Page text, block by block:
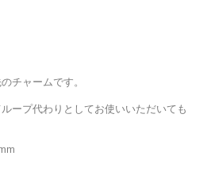
チャームです。
ープ代わりとしてお使いいただいても
7mm